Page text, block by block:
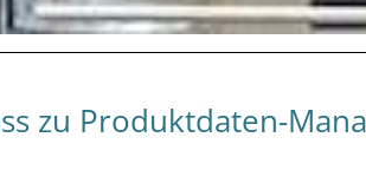
zu Produktdaten-